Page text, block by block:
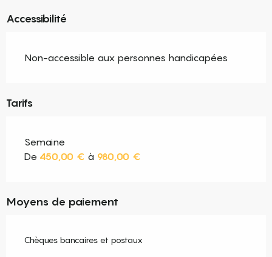
Accessibilité
Non-accessible aux personnes handicapées
Tarifs
Semaine
De 450,00 € à 980,00 €
Moyens de paiement
Chèques bancaires et postaux